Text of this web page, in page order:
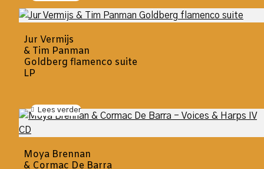
Jur Vermijs
& Tim Panman
Goldberg flamenco suite
LP
Lees verder
Moya Brennan
& Cormac De Barra